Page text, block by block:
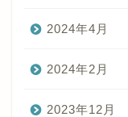
2024年4月
2024年2月
2023年12月